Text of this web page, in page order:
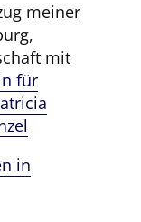
meiner
mit
für
in